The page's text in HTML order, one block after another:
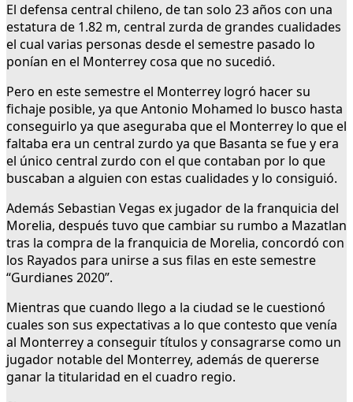
El defensa central chileno, de tan solo 23 años con una
estatura de 1.82 m, central zurda de grandes cualidades
el cual varias personas desde el semestre pasado lo
ponían en el Monterrey cosa que no sucedió.
Pero en este semestre el Monterrey logró hacer su
fichaje posible, ya que Antonio Mohamed lo busco hasta
conseguirlo ya que aseguraba que el Monterrey lo que el
faltaba era un central zurdo ya que Basanta se fue y era
el único central zurdo con el que contaban por lo que
buscaban a alguien con estas cualidades y lo consiguió.
Además Sebastian Vegas ex jugador de la franquicia del
Morelia, después tuvo que cambiar su rumbo a Mazatlan
tras la compra de la franquicia de Morelia, concordó con
los Rayados para unirse a sus filas en este semestre
“Gurdianes 2020”.
Mientras que cuando llego a la ciudad se le cuestionó
cuales son sus expectativas a lo que contesto que venía
al Monterrey a conseguir títulos y consagrarse como un
jugador notable del Monterrey, además de quererse
ganar la titularidad en el cuadro regio.